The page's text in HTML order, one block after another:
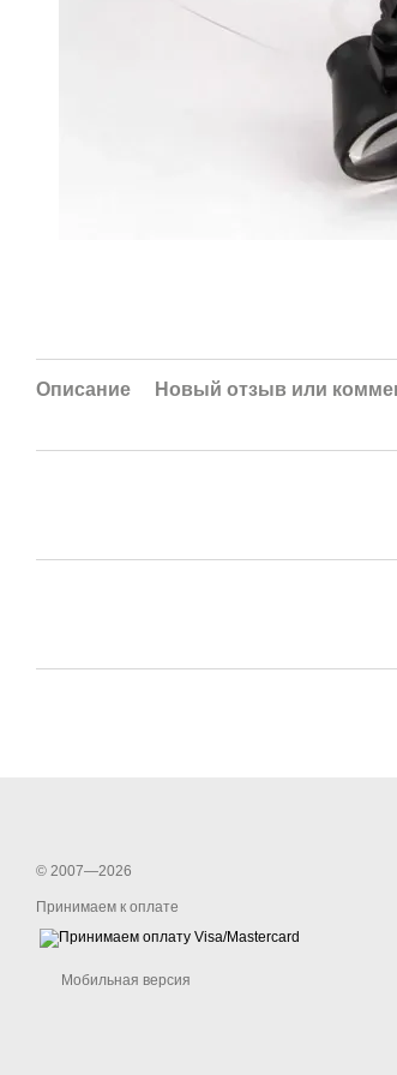
Описание Новый отзыв или
© 2007—2026
Принимаем к оплате
Мобильная версия